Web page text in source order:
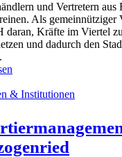
und Vertretern aus
Als gemeinnütziger
daran, Kräfte im Viertel
und dadurch den
& Institutionen